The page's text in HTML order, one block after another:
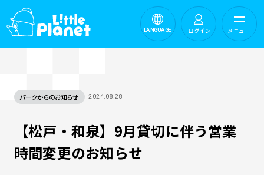
ログイン
LANGUAGE メニュー
パークからのお知らせ 2024.08.28
【松戸・和泉】9月貸切に伴う営業
時間変更のお知らせ